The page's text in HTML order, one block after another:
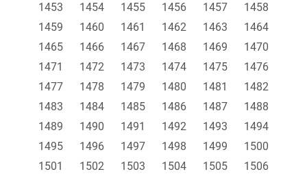
1453
1454 1455 1456 1457
1458
1459
1460 1461 1462 1463
1464
1465
1466 1467 1468 1469
1470
1471
1472 1473 1474 1475
1476
1477
1478 1479 1480 1481
1482
1483
1484 1485 1486 1487
1488
1489
1490 1491 1492 1493
1494
1495
1496 1497 1498 1499
1500
1501
1502 1503 1504 1505
1506